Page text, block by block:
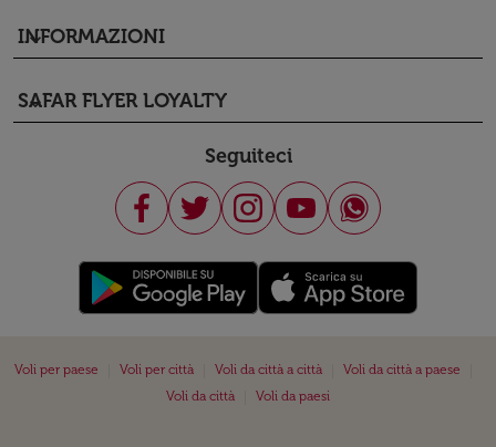
INFORMAZIONI
keyboard_arrow_down
SAFAR FLYER LOYALTY
keyboard_arrow_down
Seguiteci
Voli per paese Voli per città Voli da città a città Voli da città a paese
Voli da città
Voli da paesi